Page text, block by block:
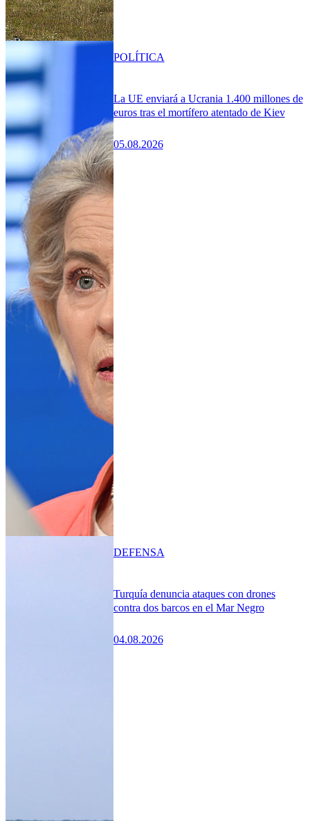
La UE enviará a Ucrania 1.400 millones de
euros tras el mortífero atentado de Kiev
05.08.2026
POLÍTICA
Turquía denuncia ataques con drones
contra dos barcos en el Mar Negro
04.08.2026
DEFENSA